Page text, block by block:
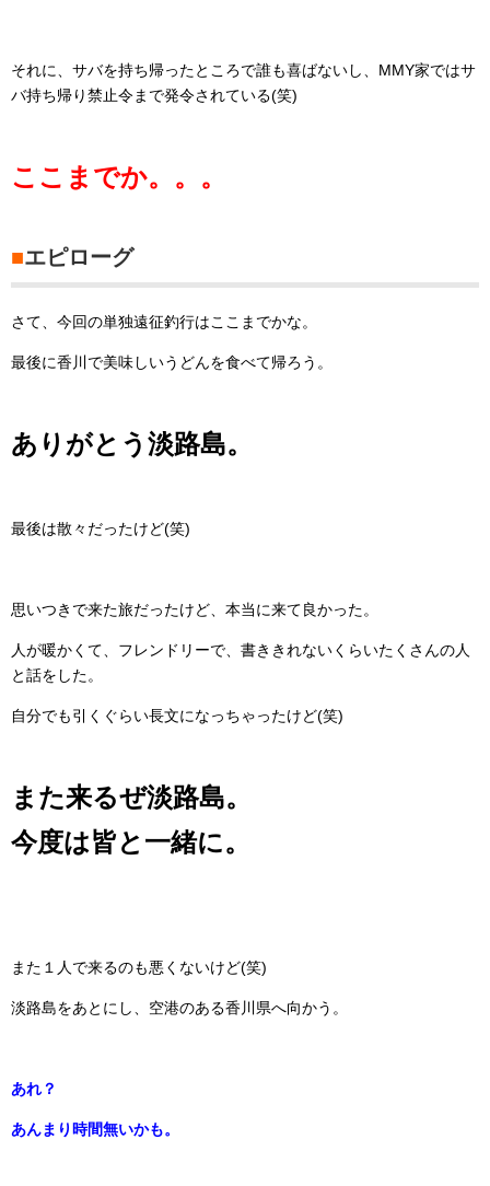
それに、サバを持ち帰ったところで誰も喜ばないし、MMY家ではサ
バ持ち帰り禁止令まで発令されている(笑)
ここまでか。。。
■エピローグ
さて、今回の単独遠征釣行はここまでかな。
最後に香川で美味しいうどんを食べて帰ろう。
ありがとう淡路島。
最後は散々だったけど(笑)
思いつきで来た旅だったけど、本当に来て良かった。
人が暖かくて、フレンドリーで、書ききれないくらいたくさんの人
と話をした。
自分でも引くぐらい長文になっちゃったけど(笑)
また来るぜ淡路島。
今度は皆と一緒に。
また１人で来るのも悪くないけど(笑)
淡路島をあとにし、空港のある香川県へ向かう。
あれ？
あんまり時間無いかも。